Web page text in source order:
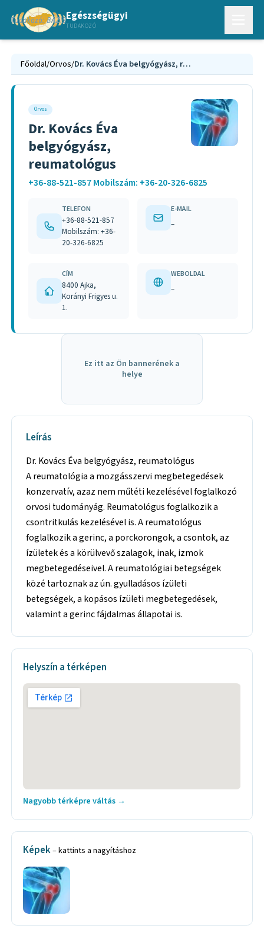
Egészségügyi
TUDAKOZÓ
Főoldal/Orvos/ Dr. Kovács Éva belgyógyász, reumatológus
Orvos
Dr. Kovács Éva
belgyógyász,
reumatológus
+36-88-521-857 Mobilszám: +36-20-326-6825
TELEFON
+36-88-521-857
Mobilszám: +36-
20-326-6825
E-MAIL
–
CÍM
8400 Ajka,
Korányi Frigyes u.
1.
WEBOLDAL
–
Ez itt az Ön bannerének a
helye
Leírás
Dr. Kovács Éva belgyógyász, reumatológus
A reumatológia a mozgásszervi megbetegedések
konzervatív, azaz nem műtéti kezelésével foglalkozó
orvosi tudományág. Reumatológus foglalkozik a
csontritkulás kezelésével is. A reumatológus
foglalkozik a gerinc, a porckorongok, a csontok, az
ízületek és a körülvevő szalagok, inak, izmok
megbetegedéseivel. A reumatológiai betegségek
közé tartoznak az ún. gyulladásos ízületi
betegségek, a kopásos ízületi megbetegedések,
valamint a gerinc fájdalmas állapotai is.
Helyszín a térképen
Nagyobb térképre váltás →
Képek– kattints a nagyításhoz